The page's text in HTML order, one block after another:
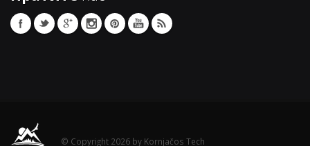
© Copyright 2026 by Kornjačos Tech